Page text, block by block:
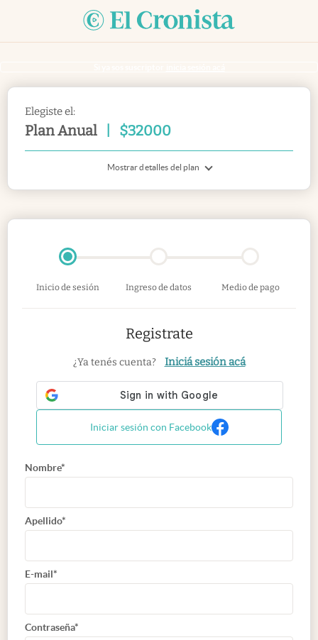
Elegiste el:
Plan Anual $32000
Mostrar detalles del plan
Inicio de sesión Ingreso de datos Medio de pago
Registrate
¿Ya tenés cuenta? Iniciá sesión acá
Iniciar sesión con Facebook
Nombre*
Apellido*
E-mail*
Contraseña*